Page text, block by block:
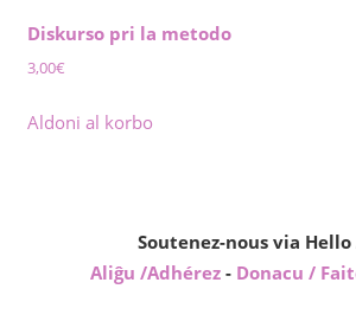
Diskurso pri la metodo
3,00€
Aldoni al korbo
Soutenez-nous via Hello
Aliĝu /Adhérez - Donacu /